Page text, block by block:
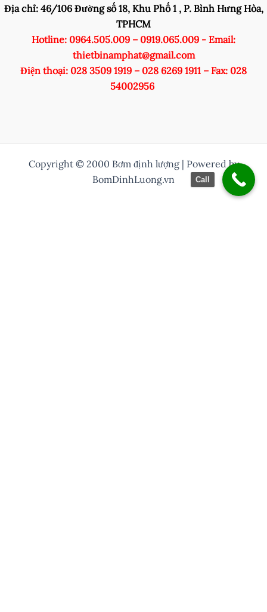
Địa chỉ: 46/106 Đường số 18, Khu Phố 1 , P. Bình Hưng Hòa,
TPHCM
Hotline: 0964.505.009 – 0919.065.009 - Email:
thietbinamphat@gmail.com
Điện thoại: 028 3509 1919 – 028 6269 1911 – Fax: 028
54002956
Copyright © 2000 Bơm định lượng | Powered by
BomDinhLuong.vn
Call